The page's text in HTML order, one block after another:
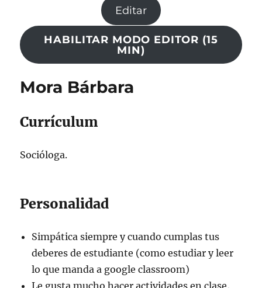
Mora Bárbara
Currículum
Socióloga.
Personalidad
Simpática siempre y cuando cumplas tus
deberes de estudiante (como estudiar y leer
lo que manda a google classroom)
Le gusta mucho hacer actividades en clase,
Editar
HABILITAR MODO EDITOR (15
MIN)